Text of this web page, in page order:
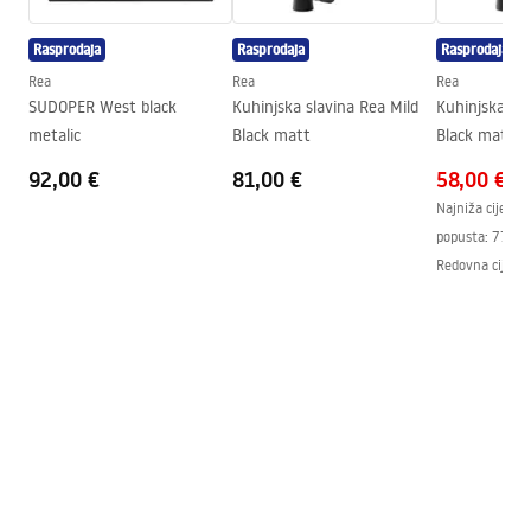
Electroplating
Promjer priključka
3/8 cola
Rasprodaja
Rea
SUDOPER West black
metalic
92,00 €
Rasprodaja
Rea
Kuhinjska slavina Rea Mild
Black matt
81,00 €
Rasprodaja
Rea
Kuhinjska
Black matt
58,00 €
Najniža cijena
popusta: 77,00
Redovna cijena